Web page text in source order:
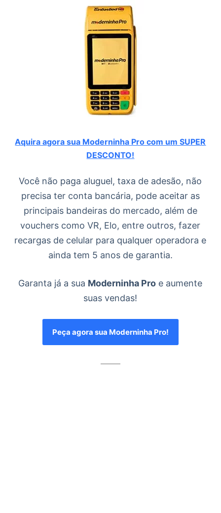
Aquira agora sua Moderninha Pro com um SUPER
DESCONTO!
Você não paga aluguel, taxa de adesão, não
precisa ter conta bancária, pode aceitar as
principais bandeiras do mercado, além de
vouchers como VR, Elo, entre outros, fazer
recargas de celular para qualquer operadora e
ainda tem 5 anos de garantia.
Garanta já a sua Moderninha Pro e aumente
suas vendas!
Peça agora sua Moderninha Pro!